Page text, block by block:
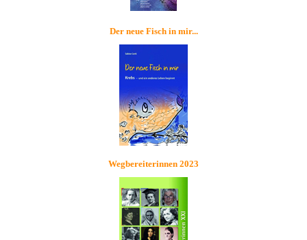
Der neue Fisch in mir...
Wegbereiterinnen 2023